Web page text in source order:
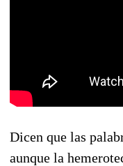
Dicen que las
aunque la